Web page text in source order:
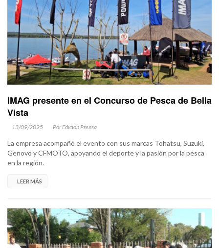
IMAG presente en el Concurso de Pesca de Bella
Vista
13/09/2025 Por Edicion Prensa
La empresa acompañó el evento con sus marcas Tohatsu, Suzuki,
Genovo y CFMOTO, apoyando el deporte y la pasión por la pesca
en la región.
LEER MÁS